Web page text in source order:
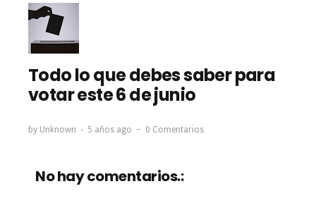
Todo lo que debes saber para
votar este 6 de junio
by Unknown 5 años ago 0 Comentarios
No hay comentarios.: